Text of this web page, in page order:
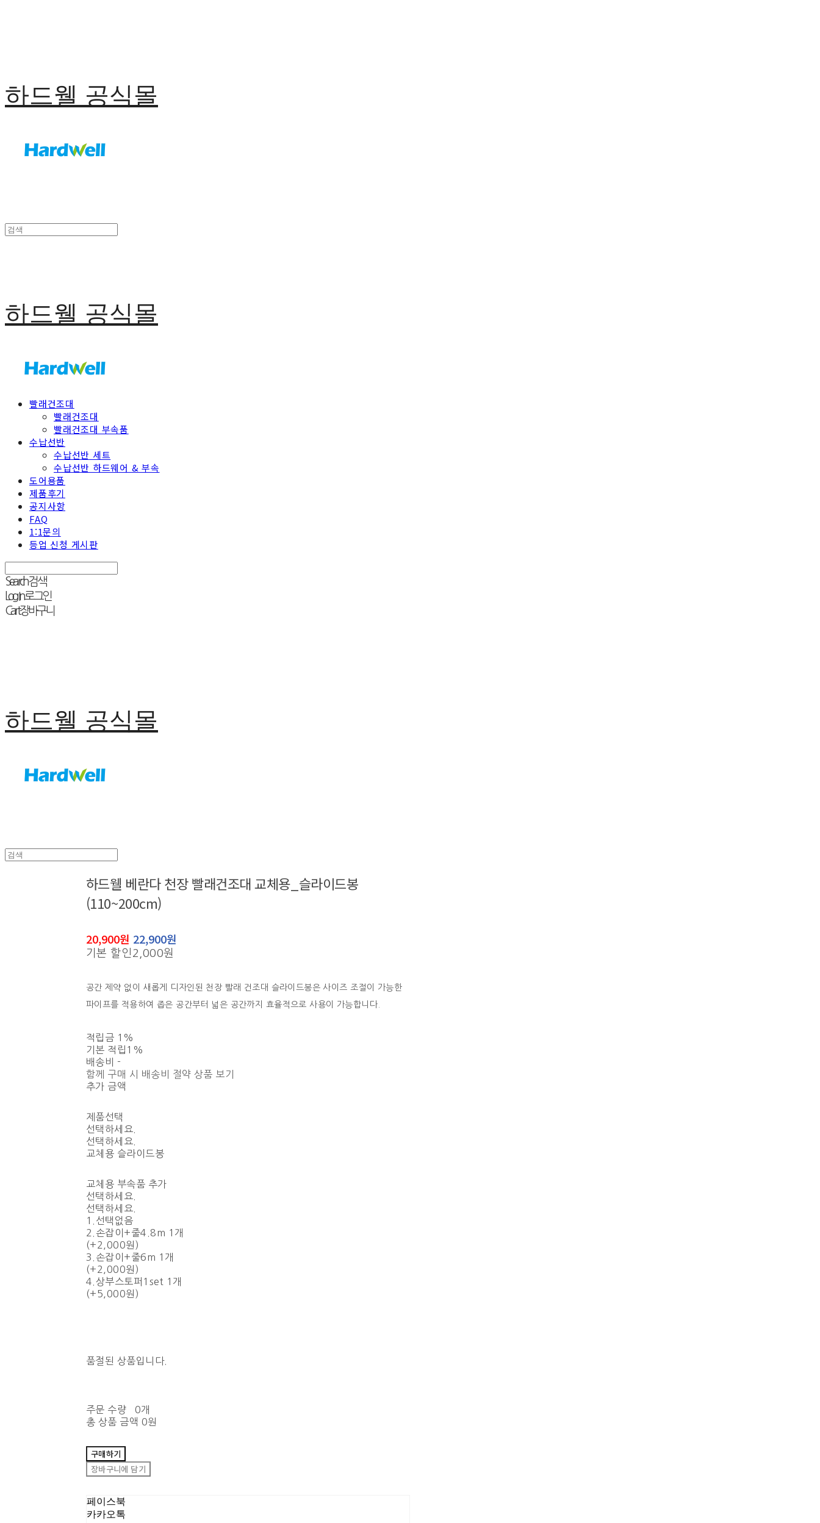
하드웰 공식몰
하드웰 공식몰
빨래건조대
빨래건조대
빨래건조대 부속품
수납선반
수납선반 세트
수납선반 하드웨어 & 부속
도어용품
제품후기
공지사항
FAQ
1:1문의
등업 신청 게시판
Search검색
Log In로그인
Cart장바구니
하드웰 공식몰
하드웰 베란다 천장 빨래건조대 교체용_슬라이드봉
(110~200cm)
20,900원 22,900원
기본 할인 2,000원
공간 제약 없이 새롭게 디자인된 천장 빨래 건조대 슬라이드봉은 사이즈 조절이 가능한
파이프를 적용하여 좁은 공간부터 넓은 공간까지 효율적으로 사용이 가능합니다.
적립금 1%
기본 적립 1%
배송비 -
함께 구매 시 배송비 절약 상품 보기
추가 금액
제품선택
선택하세요.
선택하세요.
교체용 슬라이드봉
교체용 부속품 추가
선택하세요.
선택하세요.
1.선택없음
2.손잡이+줄4.8m 1개
(+2,000원)
3.손잡이+줄6m 1개
(+2,000원)
4.상부스토퍼1set 1개
(+5,000원)
품절된 상품입니다.
주문 수량
0개
총 상품 금액 0원
구매하기
장바구니에 담기
페이스북
카카오톡